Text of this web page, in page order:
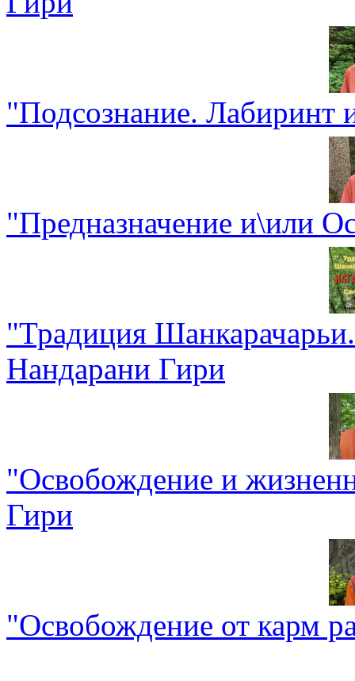
"Подсознание. Лабиринт
"Предназначение и\или
"Традиция
Нандарани Гири
"Освобождение и
Гири
"Освобождение от карм